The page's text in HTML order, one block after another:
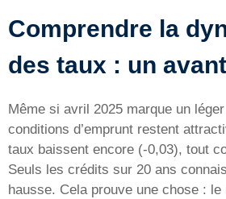
Comprendre la
des taux : un
Même si avril 2025 marque un
conditions d’emprunt restent
taux baissent encore (-0,03), tout
Seuls les crédits sur 20 ans
hausse. Cela prouve une chose :